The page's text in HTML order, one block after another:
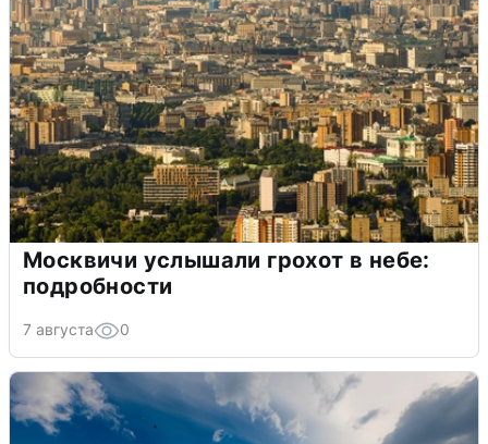
Москвичи услышали грохот в небе:
подробности
7 августа 0